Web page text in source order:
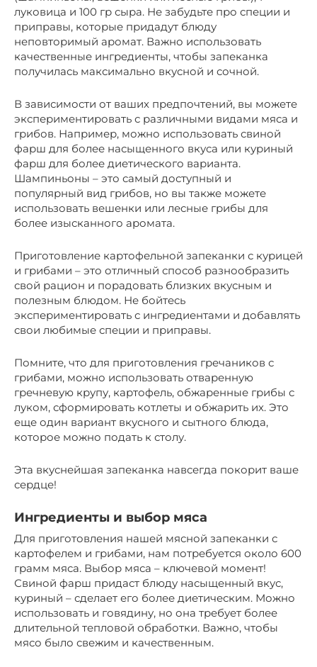
луковица и 100 гр сыра. Не забудьте про специи и
приправы, которые придадут блюду
неповторимый аромат. Важно использовать
качественные ингредиенты, чтобы запеканка
получилась максимально вкусной и сочной.
В зависимости от ваших предпочтений, вы можете
экспериментировать с различными видами мяса и
грибов. Например, можно использовать свиной
фарш для более насыщенного вкуса или куриный
фарш для более диетического варианта.
Шампиньоны – это самый доступный и
популярный вид грибов, но вы также можете
использовать вешенки или лесные грибы для
более изысканного аромата.
Приготовление картофельной запеканки с курицей
и грибами – это отличный способ разнообразить
свой рацион и порадовать близких вкусным и
полезным блюдом. Не бойтесь
экспериментировать с ингредиентами и добавлять
свои любимые специи и приправы.
Помните, что для приготовления гречаников с
грибами, можно использовать отваренную
гречневую крупу, картофель, обжаренные грибы с
луком, сформировать котлеты и обжарить их. Это
еще один вариант вкусного и сытного блюда,
которое можно подать к столу.
Эта вкуснейшая запеканка навсегда покорит ваше
сердце!
Ингредиенты и выбор мяса
Для приготовления нашей мясной запеканки с
картофелем и грибами, нам потребуется около 600
грамм мяса. Выбор мяса – ключевой момент!
Свиной фарш придаст блюду насыщенный вкус,
куриный – сделает его более диетическим. Можно
использовать и говядину, но она требует более
длительной тепловой обработки. Важно, чтобы
мясо было свежим и качественным.